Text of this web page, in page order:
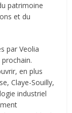
patrimoine
et du
par Veolia
en plus
Claye-Souilly,
industriel